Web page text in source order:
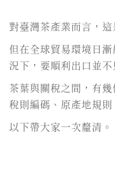
對臺灣茶產業而言，
但在全球貿易環境日
況下，要順利出口並不
茶葉與關稅之間，有
稅則編碼、原產地規
以下帶大家一次釐清。